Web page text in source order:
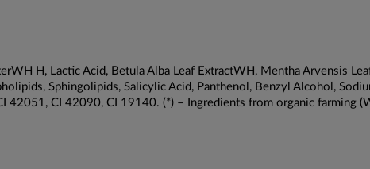
H, Lactic Acid, Betula Alba Leaf ExtractWH, Mentha Arvensis
Sphingolipids, Salicylic Acid, Panthenol, Benzyl Alcohol,
CI 42090, CI 19140. (*) – Ingredients from organic farming